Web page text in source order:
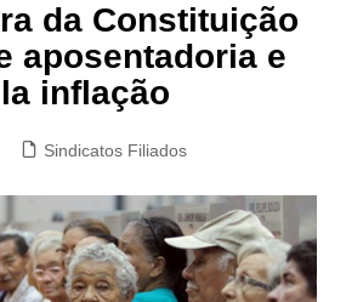
da Constituição
aposentadoria e
inflação
Sindicatos Filiados